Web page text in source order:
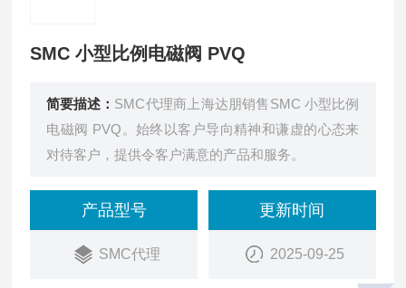
SMC 小型比例电磁阀 PVQ
简要描述： SMC代理商上海达朋销售SMC 小型比例
电磁阀 PVQ。始终以客户导向精神和谦虚的心态来
对待客户，提供令客户满意的产品和服务。
产品型号
SMC代理
更新时间
2025-09-25